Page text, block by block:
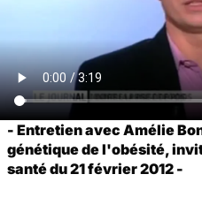
- Entretien avec Amélie
génétique de l'obésité,
santé du 21 février 2012 -